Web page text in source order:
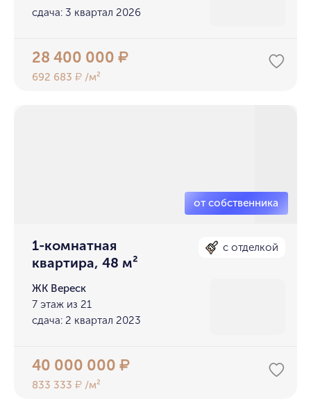
сдача: 3 квартал 2026
28 400 000₽
692 683₽ /м²
1-комнатная
квартира, 48 м²
с отделкой
ЖК Вереск
7 этаж из 21
сдача: 2 квартал 2023
40 000 000₽
833 333₽ /м²